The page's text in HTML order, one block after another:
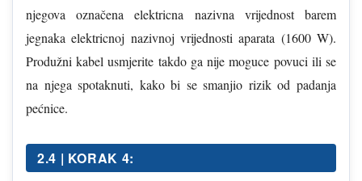
njegova označena elektricna nazivna vrijednost barem
jegnaka elektricnoj nazivnoj vrijednosti aparata (1600 W).
Produžni kabel usmjerite takdo ga nije moguce povuci ili se
na njega spotaknuti, kako bi se smanjio rizik od padanja
pećnice.
2.4 | KORAK 4: